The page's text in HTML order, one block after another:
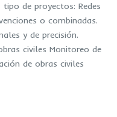
de proyectos: Redes
o combinadas.
y de precisión.
civiles Monitoreo de
de obras civiles